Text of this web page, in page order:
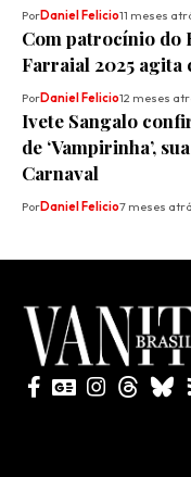
PorDaniel Felicio11 meses
Com patrocínio do
Farraial 2025 agita
PorDaniel Felicio12 meses
Ivete Sangalo
de ‘Vampirinha’,
Carnaval
PorDaniel Felicio7 meses